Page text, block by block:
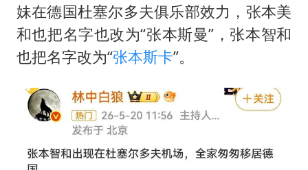
妹在德国杜塞尔多夫俱乐部效力，张本美
和也把名字也改为“张本斯曼”，张本智和
也把名字改为“张本斯卡”。